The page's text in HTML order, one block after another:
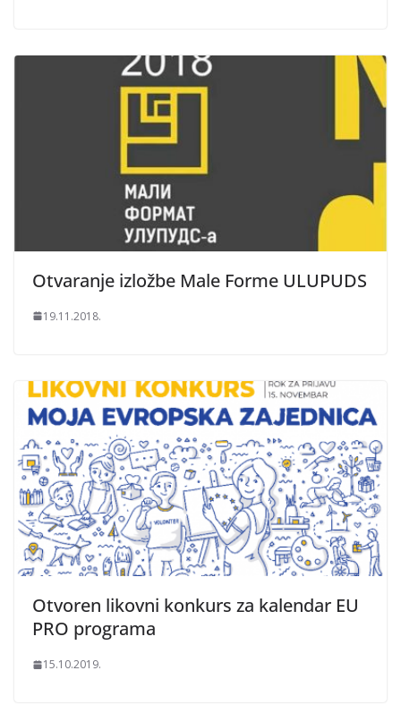
Otvaranje izložbe Male Forme ULUPUDS
19.11.2018.
Otvoren likovni konkurs za kalendar EU
PRO programa
15.10.2019.